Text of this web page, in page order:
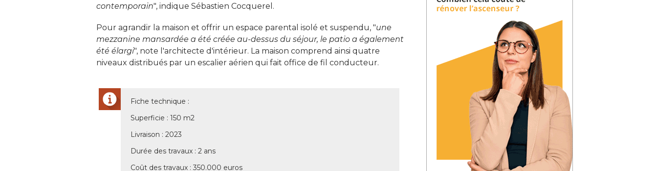
contemporain", indique Sébastien Cocquerel.
Pour agrandir la maison et offrir un espace parental isolé et suspendu, "une
mezzanine mansardée a été créée au-dessus du séjour, le patio a également
été élargi", note l'architecte d'intérieur. La maison comprend ainsi quatre
niveaux distribués par un escalier aérien qui fait office de fil conducteur.
Fiche technique :
Superficie : 150 m2
Livraison : 2023
Durée des travaux : 2 ans
Coût des travaux : 350.000 euros